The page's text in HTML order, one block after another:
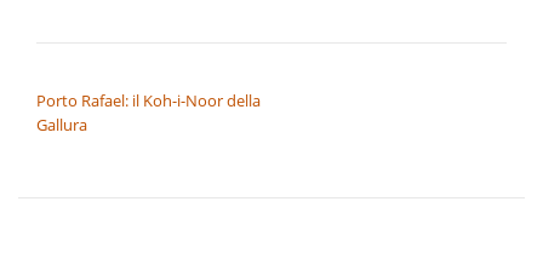
Porto Rafael: il Koh-i-Noor della
Gallura